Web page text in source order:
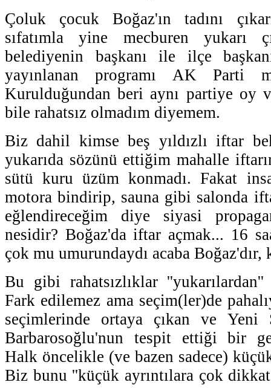
Çoluk çocuk Boğaz'ın tadını
sıfatımla yine mecburen yukarı
belediyenin başkanı ile ilçe
yayınlanan programı AK Parti
Kurulduğundan beri aynı partiye oy
bile rahatsız olmadım diyemem.
Biz dahil kimse beş yıldızlı iftar
yukarıda sözünü ettiğim mahalle
sütü kuru üzüm konmadı. Fakat
motora bindirip, sauna gibi salonda
eğlendireceğim diye siyasi
nesidir? Boğaz'da iftar açmak... 16
çok mu umurundaydı acaba
Bu gibi rahatsızlıklar
Fark edilemez ama seçim(ler)de
seçimlerinde ortaya çıkan ve Yeni
Barbarosoğlu'nun tespit ettiği bir
Halk öncelikle (ve bazen sadece)
Biz bunu ''küçük ayrıntılara çok